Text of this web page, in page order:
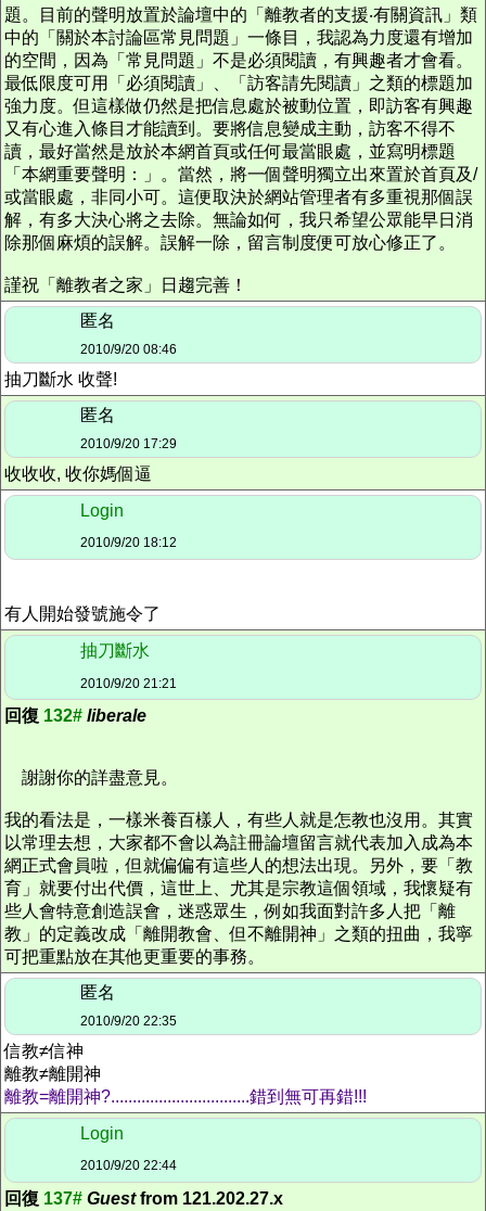
題。目前的聲明放置於論壇中的「離教者的支援‧有關資訊」類
中的「關於本討論區常見問題」一條目，我認為力度還有增加
的空間，因為「常見問題」不是必須閱讀，有興趣者才會看。
最低限度可用「必須閱讀」、「訪客請先閱讀」之類的標題加
強力度。但這樣做仍然是把信息處於被動位置，即訪客有興趣
又有心進入條目才能讀到。要將信息變成主動，訪客不得不
讀，最好當然是放於本網首頁或任何最當眼處，並寫明標題
「本網重要聲明：」。當然，將一個聲明獨立出來置於首頁及/
或當眼處，非同小可。這便取決於網站管理者有多重視那個誤
解，有多大決心將之去除。無論如何，我只希望公眾能早日消
除那個麻煩的誤解。誤解一除，留言制度便可放心修正了。
謹祝「離教者之家」日趨完善！
匿名
2010/9/20 08:46
抽刀斷水 收聲!
匿名
2010/9/20 17:29
收收收, 收你媽個逼
Login
2010/9/20 18:12
有人開始發號施令了
抽刀斷水
2010/9/20 21:21
回復 132# liberale
謝謝你的詳盡意見。
我的看法是，一樣米養百樣人，有些人就是怎教也沒用。其實
以常理去想，大家都不會以為註冊論壇留言就代表加入成為本
網正式會員啦，但就偏偏有這些人的想法出現。另外，要「教
育」就要付出代價，這世上、尤其是宗教這個領域，我懷疑有
些人會特意創造誤會，迷惑眾生，例如我面對許多人把「離
教」的定義改成「離開教會、但不離開神」之類的扭曲，我寧
可把重點放在其他更重要的事務。
匿名
2010/9/20 22:35
信教≠信神
離教≠離開神
離教=離開神?................................錯到無可再錯!!!
Login
2010/9/20 22:44
回復 137# Guestfrom 121.202.27.x